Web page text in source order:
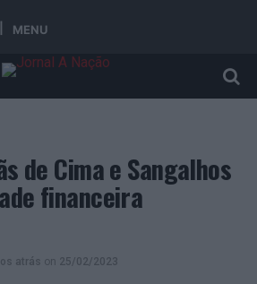
MENU
de Cima e Sangalhos
financeira
atrás on 25/02/2023